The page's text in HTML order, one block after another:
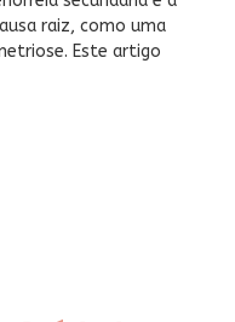
raiz, como uma
Este artigo